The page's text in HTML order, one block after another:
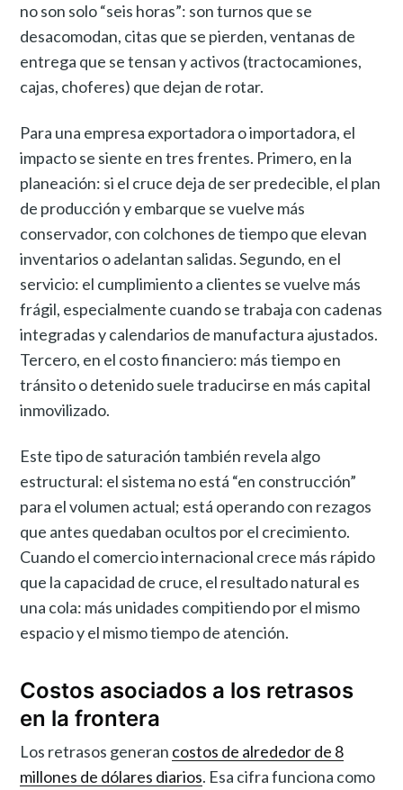
no son solo “seis horas”: son turnos que se
desacomodan, citas que se pierden, ventanas de
entrega que se tensan y activos (tractocamiones,
cajas, choferes) que dejan de rotar.
Para una empresa exportadora o importadora, el
impacto se siente en tres frentes. Primero, en la
planeación: si el cruce deja de ser predecible, el plan
de producción y embarque se vuelve más
conservador, con colchones de tiempo que elevan
inventarios o adelantan salidas. Segundo, en el
servicio: el cumplimiento a clientes se vuelve más
frágil, especialmente cuando se trabaja con cadenas
integradas y calendarios de manufactura ajustados.
Tercero, en el costo financiero: más tiempo en
tránsito o detenido suele traducirse en más capital
inmovilizado.
Este tipo de saturación también revela algo
estructural: el sistema no está “en construcción”
para el volumen actual; está operando con rezagos
que antes quedaban ocultos por el crecimiento.
Cuando el comercio internacional crece más rápido
que la capacidad de cruce, el resultado natural es
una cola: más unidades compitiendo por el mismo
espacio y el mismo tiempo de atención.
Costos asociados a los retrasos
en la frontera
Los retrasos generan costos de alrededor de 8
millones de dólares diarios. Esa cifra funciona como